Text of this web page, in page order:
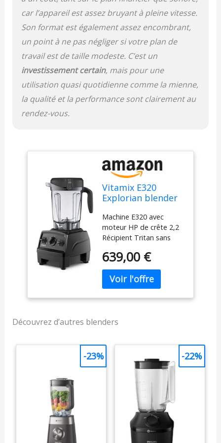
car l’appareil est assez bruyant à pleine vitesse.
Son format est également assez encombrant,
un point à ne pas négliger si votre plan de
travail est de taille modeste. C’est un
investissement certain, mais pour une
utilisation quasi quotidienne comme la mienne,
la qualité et la performance sont clairement au
rendez-vous.
Vitamix E320
Explorian blender
Machine E320 avec
moteur HP de crête 2,2
Récipient Tritan sans
10 vitesses variables +
fonction impulsion
Garantie 7 ans
Composants inclus: Base
de moteur Low-Profile
BPA Livre de cuisine
639,00 €
Découvrez d’autres blenders
-23% -22%